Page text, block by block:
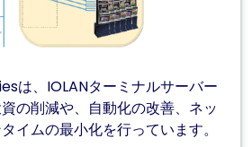
は、IOLANターミナルサーバー
の削減や、自動化の改善、ネッ
イムの最小化を行っています。